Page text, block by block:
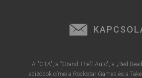
A "GTA", a "Grand Theft Auto", a „Red
epizódok címei a Rockstar Games és a